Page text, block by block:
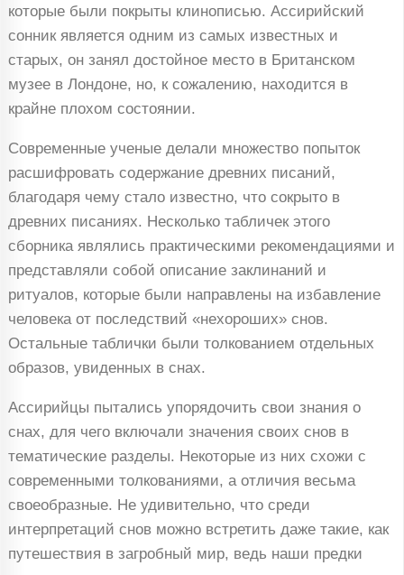
которые были покрыты клинописью. Ассирийский
сонник является одним из самых известных и
старых, он занял достойное место в Британском
музее в Лондоне, но, к сожалению, находится в
крайне плохом состоянии.
Современные ученые делали множество попыток
расшифровать содержание древних писаний,
благодаря чему стало известно, что сокрыто в
древних писаниях. Несколько табличек этого
сборника являлись практическими рекомендациями и
представляли собой описание заклинаний и
ритуалов, которые были направлены на избавление
человека от последствий «нехороших» снов.
Остальные таблички были толкованием отдельных
образов, увиденных в снах.
Ассирийцы пытались упорядочить свои знания о
снах, для чего включали значения своих снов в
тематические разделы. Некоторые из них схожи с
современными толкованиями, а отличия весьма
своеобразные. Не удивительно, что среди
интерпретаций снов можно встретить даже такие, как
путешествия в загробный мир, ведь наши предки